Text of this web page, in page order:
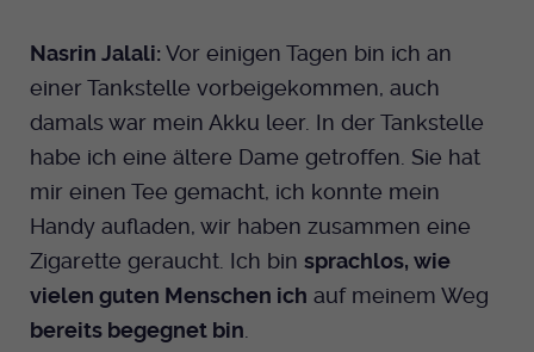
Nasrin Jalali: Vor einigen Tagen bin ich an
einer Tankstelle vorbeigekommen, auch
damals war mein Akku leer. In der Tankstelle
habe ich eine ältere Dame getroffen. Sie hat
mir einen Tee gemacht, ich konnte mein
Handy aufladen, wir haben zusammen eine
Zigarette geraucht. Ich bin sprachlos, wie
vielen guten Menschen ich auf meinem Weg
bereits begegnet bin